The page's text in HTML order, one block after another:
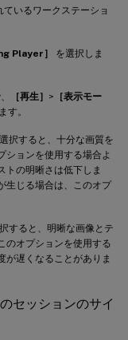
いるワークステーショ
Player］
を選択しま
［再生］ > ［表示モー
す。
択すると、十分な画質を
ションを使用する場合よ
トの明晰さは低下しま
生じる場合は、このオプ
すると、明晰な画像とテ
のオプションを使用する
が遅くなることがありま
セッションのサイ